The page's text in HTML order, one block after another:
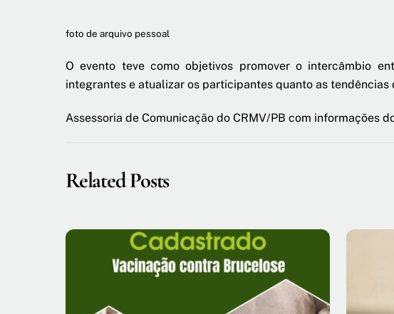
foto de arquivo pessoal
O evento teve como objetivos promover o intercâmbio
integrantes e atualizar os participantes quanto as
Assessoria de Comunicação do CRMV/PB com informações
Related Posts